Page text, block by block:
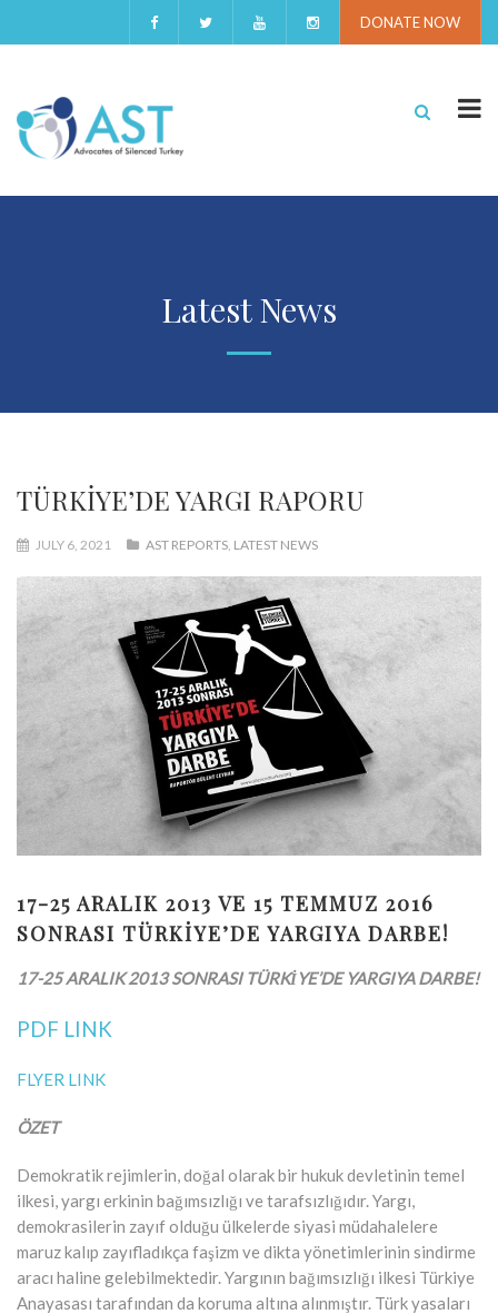
DONATE NOW
Latest News
TÜRKİYE’DE YARGI RAPORU
JULY 6, 2021 AST REPORTS, LATEST NEWS
17-25 ARALIK 2013 VE 15 TEMMUZ 2016
SONRASI TÜRKİYE’DE YARGIYA DARBE!
17-25 ARALIK 2013 SONRASI TÜRKİYE’DE YARGIYA DARBE!
PDF LINK
FLYER LINK
ÖZET
Demokratik rejimlerin, doğal olarak bir hukuk devletinin temel
ilkesi, yargı erkinin bağımsızlığı ve tarafsızlığıdır. Yargı,
demokrasilerin zayıf olduğu ülkelerde siyasi müdahalelere
maruz kalıp zayıfladıkça faşizm ve dikta yönetimlerinin sindirme
aracı haline gelebilmektedir. Yargının bağımsızlığı ilkesi Türkiye
Anayasası tarafından da koruma altına alınmıştır. Türk yasaları